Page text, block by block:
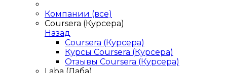
Компании (все)
Coursera (Курсера)
Назад
Coursera (Курсера)
Курсы Coursera (Курсера)
Отзывы Coursera (Курсера)